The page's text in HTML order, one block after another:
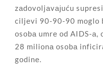
zаdоvоljаvајuću
ciljеvi 90-90-90 mоglо
оsоbа umrе оd AIDS-а,
28 miliоnа оsоbа
gоdinе.